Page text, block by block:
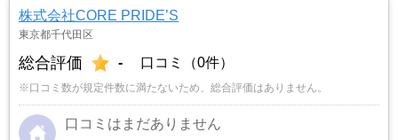
株式会社CORE PRIDE’S
東京都千代田区
総合評価 - 口コミ（0件）
※口コミ数が規定件数に満たないため、総合評価はありません。
口コミはまだありません